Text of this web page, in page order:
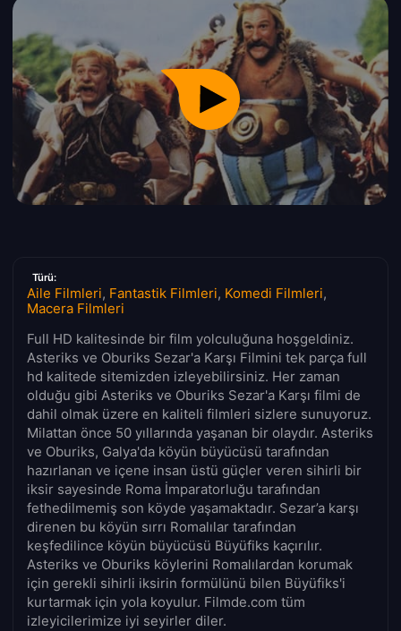
Türü:
Aile Filmleri, Fantastik Filmleri, Komedi Filmleri,
Macera Filmleri
Full HD kalitesinde bir film yolculuğuna hoşgeldiniz.
Asteriks ve Oburiks Sezar'a Karşı Filmini tek parça full
hd kalitede sitemizden izleyebilirsiniz. Her zaman
olduğu gibi Asteriks ve Oburiks Sezar'a Karşı filmi de
dahil olmak üzere en kaliteli filmleri sizlere sunuyoruz.
Milattan önce 50 yıllarında yaşanan bir olaydır. Asteriks
ve Oburiks, Galya'da köyün büyücüsü tarafından
hazırlanan ve içene insan üstü güçler veren sihirli bir
iksir sayesinde Roma İmparatorluğu tarafından
fethedilmemiş son köyde yaşamaktadır. Sezar’a karşı
direnen bu köyün sırrı Romalılar tarafından
keşfedilince köyün büyücüsü Büyüfiks kaçırılır.
Asteriks ve Oburiks köylerini Romalılardan korumak
için gerekli sihirli iksirin formülünü bilen Büyüfiks'i
kurtarmak için yola koyulur. Filmde.com tüm
izleyicilerimize iyi seyirler diler.